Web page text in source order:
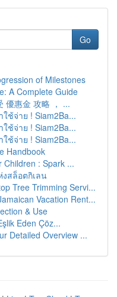
Go
of Milestones
A Complete Guide
優惠金 攻略 ， ...
ช้จ่าย ! Siam2Ba...
ช้จ่าย ! Siam2Ba...
ช้จ่าย ! Siam2Ba...
Handbook
Children : Spark ...
งสล็อตกิเลน
Tree Trimming Servi...
Vacation Rent...
& Use
Eden Çöz...
Detailed Overview ...